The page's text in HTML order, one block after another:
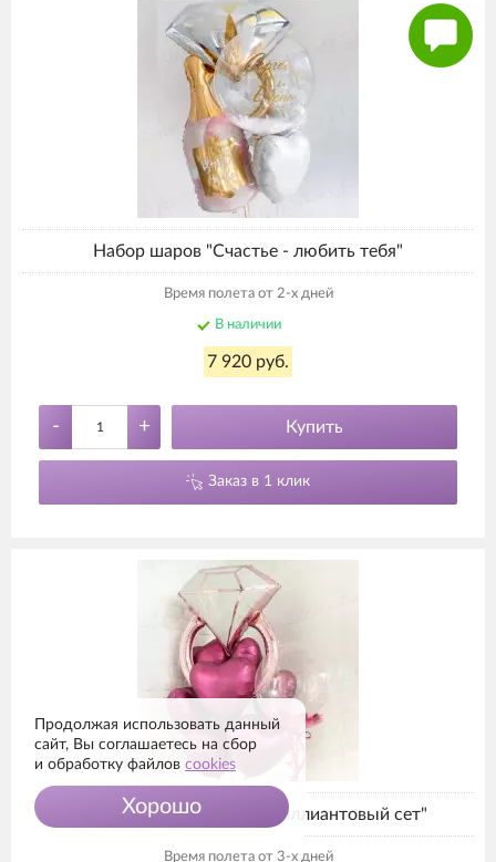
Набор шаров "Счастье - любить тебя"
Время полета от 2-х дней
В наличии
7 920 руб.
- + Купить
Заказ в 1 клик
Композиция из шаров "Бриллиантовый сет"
Время полета от 3-х дней
Продолжая использовать данный
сайт, Вы соглашаетесь на сбор
и обработку файлов cookies
Хорошо